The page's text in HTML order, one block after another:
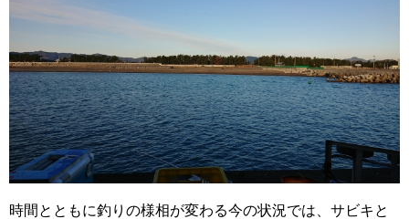
時間とともに釣りの様相が変わる今の状況では、サビキと